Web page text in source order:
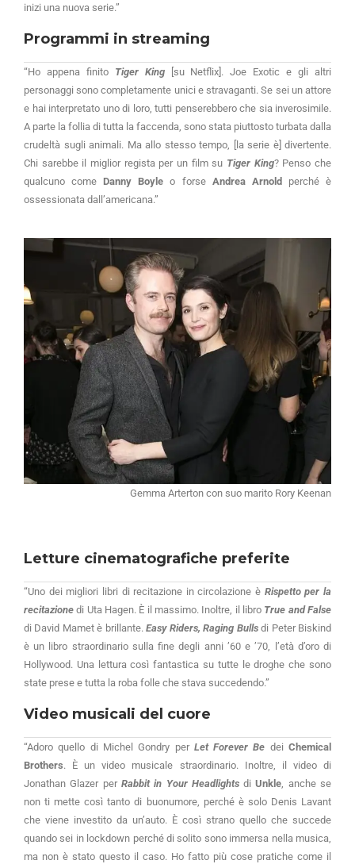
inizi una nuova serie.”
Programmi in streaming
“Ho appena finito Tiger King[su Netflix]. Joe Exotic e gli altri
personaggi sono completamente unici e stravaganti. Se sei un attore
e hai interpretato uno di loro, tutti penserebbero che sia inverosimile.
A parte la follia di tutta la faccenda, sono stata piuttosto turbata dalla
crudeltà sugli animali. Ma allo stesso tempo, [la serie è] divertente.
Chi sarebbe il miglior regista per un film su Tiger King? Penso che
qualcuno come Danny Boyle o forse Andrea Arnold
perché è
ossessionata dall’americana.”
Gemma Arterton con suo marito Rory Keenan
Letture cinematografiche preferite
“Uno dei migliori libri di recitazione in circolazione è Rispetto per la
recitazione di Uta Hagen. È il massimo. Inoltre, il libro True and False
di David Mamet è brillante.Easy Riders, Raging Bullsdi Peter Biskind
è un libro straordinario sulla fine degli anni ’60 e ’70, l’età d’oro di
Hollywood. Una lettura così fantastica su tutte le droghe che sono
state prese e tutta la roba folle che stava succedendo.”
Video musicali del cuore
“Adoro quello di Michel Gondry per Let Forever Be deiChemical
Brothers. È un video musicale straordinario. Inoltre, il video di
Jonathan Glazer per Rabbit in Your HeadlightsdiUnkle, anche se
non ti mette così tanto di buonumore, perché è solo Denis Lavant
che viene investito da un’auto. È così strano quello che succede
quando sei in lockdown perché di solito sono immersa nella musica,
ma non è stato questo il caso. Ho fatto più cose pratiche come il